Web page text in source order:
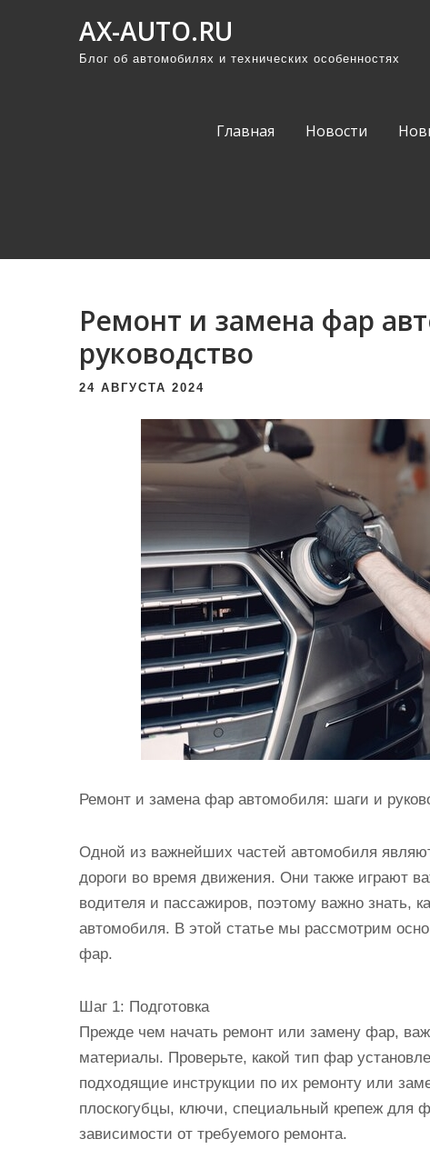
AX-AUTO.RU
Блог об автомобилях и технических особенностях
Главная Новости
Ремонт и замена фар
руководство
24 АВГУСТА 2024
Ремонт и замена фар автомобиля: шаги и
Одной из важнейших частей автомобиля
дороги во время движения. Они также играют
водителя и пассажиров, поэтому важно знать,
автомобиля. В этой статье мы рассмотрим
фар.
Шаг 1: Подготовка
Прежде чем начать ремонт или замену фар,
материалы. Проверьте, какой тип фар
подходящие инструкции по их ремонту или
плоскогубцы, ключи, специальный крепеж
зависимости от требуемого ремонта.